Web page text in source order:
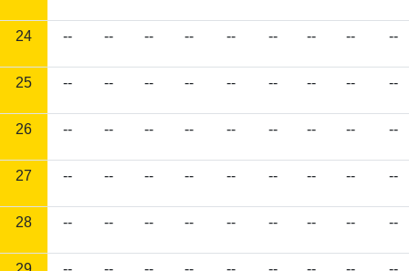
24 -- -- -- -- -- -- -- -- --
25 -- -- -- -- -- -- -- -- --
26 -- -- -- -- -- -- -- -- --
27 -- -- -- -- -- -- -- -- --
28 -- -- -- -- -- -- -- -- --